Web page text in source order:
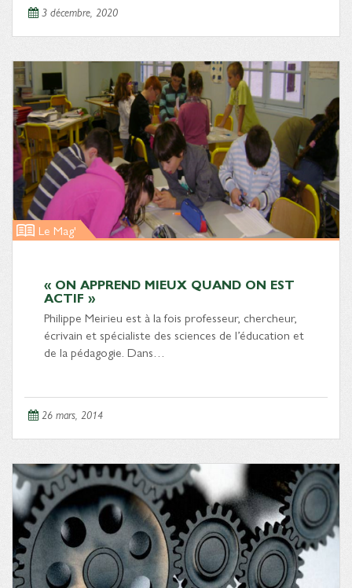
3 décembre, 2020
Le Mag'
« ON APPREND MIEUX QUAND ON EST
ACTIF »
Philippe Meirieu est à la fois professeur, chercheur,
écrivain et spécialiste des sciences de l’éducation et
de la pédagogie. Dans…
26 mars, 2014